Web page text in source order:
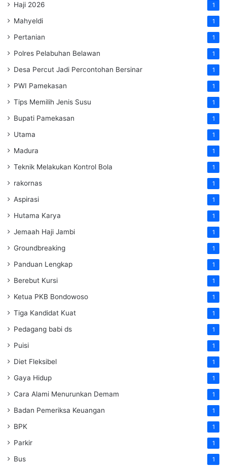
Haji 2026 1
Mahyeldi 1
Pertanian 1
Polres Pelabuhan Belawan 1
Desa Percut Jadi Percontohan Bersinar 1
PWI Pamekasan 1
Tips Memilih Jenis Susu 1
Bupati Pamekasan 1
Utama 1
Madura 1
Teknik Melakukan Kontrol Bola 1
rakornas 1
Aspirasi 1
Hutama Karya 1
Jemaah Haji Jambi 1
Groundbreaking 1
Panduan Lengkap 1
Berebut Kursi 1
Ketua PKB Bondowoso 1
Tiga Kandidat Kuat 1
Pedagang babi ds 1
Puisi 1
Diet Fleksibel 1
Gaya Hidup 1
Cara Alami Menurunkan Demam 1
Badan Pemeriksa Keuangan 1
BPK 1
Parkir 1
Bus 1